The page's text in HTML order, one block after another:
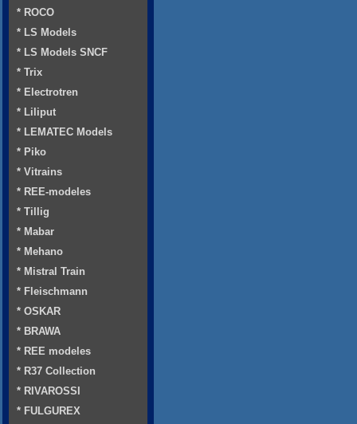
* ROCO
* LS Models
* LS Models SNCF
* Trix
* Electrotren
* Liliput
* LEMATEC Models
* Piko
* Vitrains
* REE-modeles
* Tillig
* Mabar
* Mehano
* Mistral Train
* Fleischmann
* OSKAR
* BRAWA
* REE modeles
* R37 Collection
* RIVAROSSI
* FULGUREX